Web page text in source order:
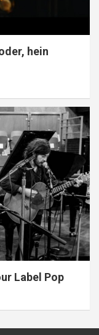
hein
Label Pop